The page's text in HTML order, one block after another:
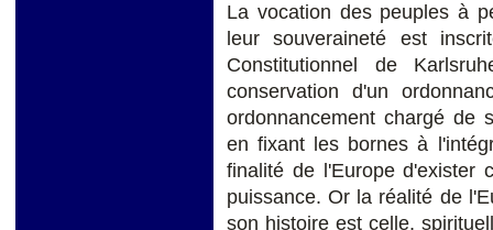
La vocation des peuples à
leur souveraineté est
Constitutionnel de
conservation d'un
ordonnancement chargé de
en fixant les bornes à
finalité de l'Europe d'exister
puissance. Or la réalité de
son histoire est celle,